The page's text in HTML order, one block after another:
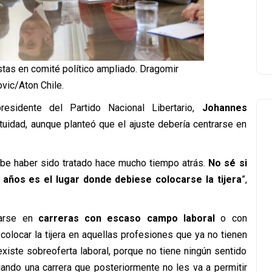
en comité político ampliado. Dragomir
Aton Chile.
del Partido Nacional Libertario, Johannes
aunque planteó que el ajuste debería centrarse en
haber sido tratado hace mucho tiempo atrás. No sé si
es el lugar donde debiese colocarse la tijera”,
encarreras con escaso campo laboralo con
la tijera en aquellas profesiones que ya no tienen
sobreoferta laboral, porque no tiene ningún sentido
una carrera que posteriormente no les va a permitir